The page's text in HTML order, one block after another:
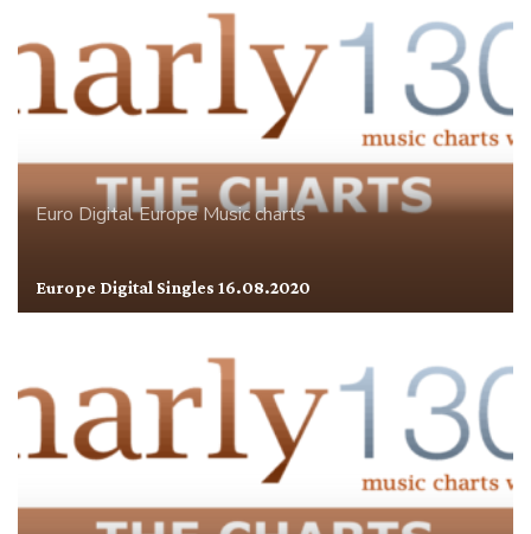
Euro DigitalEuropeMusic charts
Europe Digital Singles 16.08.2020